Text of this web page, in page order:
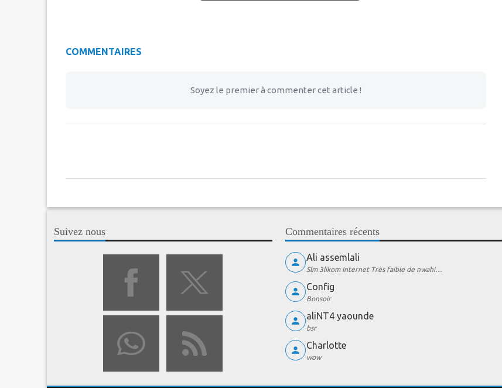
COMMENTAIRES
Soyez le premier à commenter cet article !
Suivez nous Commentaires récents
Ali assemlali
Slm 3likom Internet Très faible de nwahi…
Config
Bonsoir
aliNT4 yaounde
bsr
Charlotte
wow